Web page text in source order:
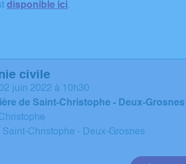
disponible ici.
civile
juin 2022 à 10h30
de Saint-Christophe - Deux-Grosnes
Saint-Christophe - Deux-Grosnes